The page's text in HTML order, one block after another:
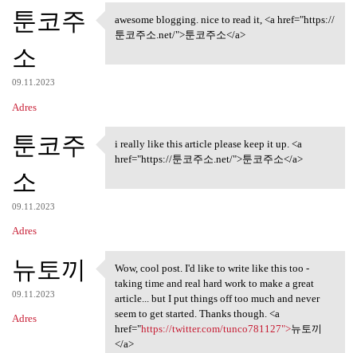
툰코주
소
09.11.2023
Adres
awesome blogging. nice to
awesome blogging. nice to read it, <a href="https://
툰코주소.net/">툰코주소</a>
툰코주
소
09.11.2023
Adres
i really like this article
i really like this article please keep it up. <a
href="https://툰코주소.net/">툰코주소</a>
뉴토끼
09.11.2023
Adres
Wow, cool post. I'd like to
Wow, cool post. I'd like to write like this too -
taking time and real hard work to make a great
article... but I put things off too much and never
seem to get started. Thanks though. <a
href="https://twitter.com/tunco781127">뉴토끼
</a>